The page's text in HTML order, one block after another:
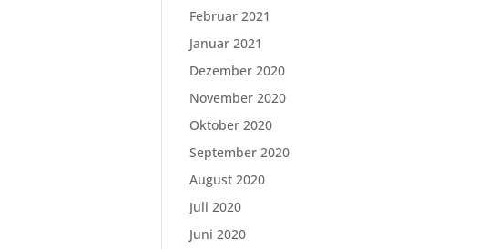
Februar 2021
Januar 2021
Dezember 2020
November 2020
Oktober 2020
September 2020
August 2020
Juli 2020
Juni 2020